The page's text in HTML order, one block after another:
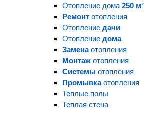
Отопление дома 250 м²
Ремонт отопления
Отопление дачи
Отопление дома
Заменаотопления
Монтаж отопления
Системы отопления
Промывкаотопления
Теплые полы
Теплая стена